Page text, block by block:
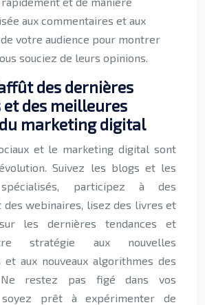
aux commentaires et aux
votre audience pour montrer
souciez de leurs opinions.
des dernières
et des meilleures
marketing digital
et le marketing digital sont
Suivez les blogs et les
spécialisés, participez à des
des webinaires, lisez des livres et
les dernières tendances et
stratégie aux nouvelles
aux nouveaux algorithmes des
Ne restez pas figé dans vos
prêt à expérimenter de